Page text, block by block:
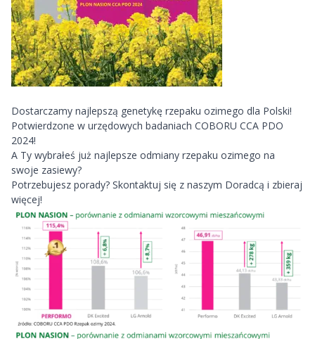
Dostarczamy najlepszą genetykę rzepaku ozimego dla Polski!
Potwierdzone w urzędowych badaniach COBORU CCA PDO
2024!
A Ty wybrałeś już najlepsze odmiany rzepaku ozimego na
swoje zasiewy?
Potrzebujesz porady? Skontaktuj się z naszym Doradcą i zbieraj
więcej!